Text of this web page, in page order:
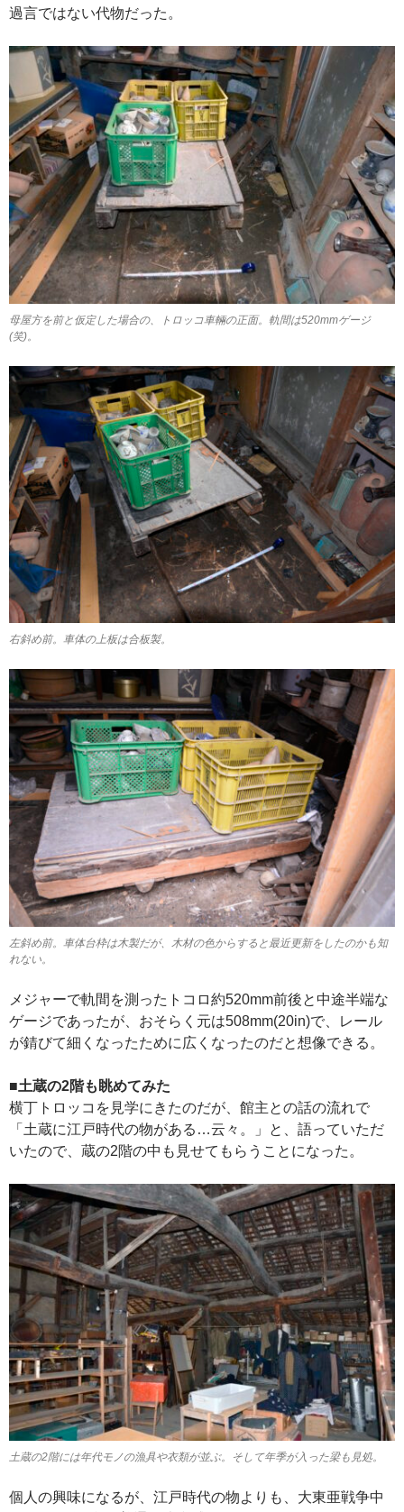
過言ではない代物だった。
母屋方を前と仮定した場合の、トロッコ車輛の正面。軌間は520mmゲージ
(笑)。
右斜め前。車体の上板は合板製。
左斜め前。車体台枠は木製だが、木材の色からすると最近更新をしたのかも知
れない。
メジャーで軌間を測ったトコロ約520mm前後と中途半端な
ゲージであったが、おそらく元は508mm(20in)で、レール
が錆びて細くなったために広くなったのだと想像できる。
■土蔵の2階も眺めてみた
横丁トロッコを見学にきたのだが、館主との話の流れで
「土蔵に江戸時代の物がある…云々。」と、語っていただ
いたので、蔵の2階の中も見せてもらうことになった。
土蔵の2階には年代モノの漁具や衣類が並ぶ。そして年季が入った梁も見処。
個人の興味になるが、江戸時代の物よりも、大東亜戦争中